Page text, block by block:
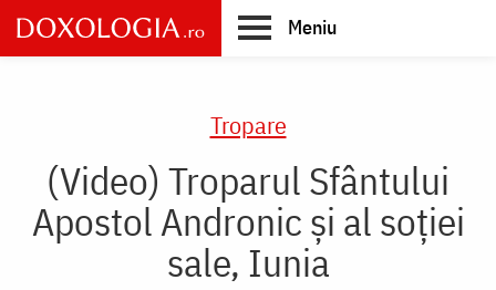
Skip
to
main
Meniu
Tropare
(Video) Troparul Sfântului
Apostol Andronic și al soției
sale, Iunia